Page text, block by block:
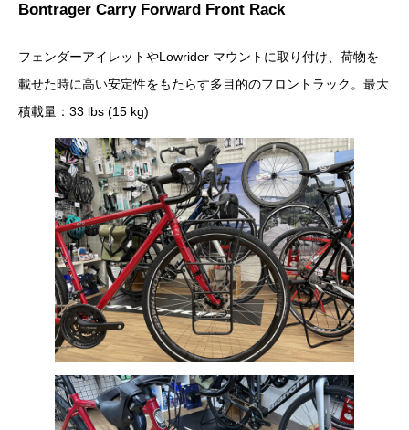
Bontrager Carry Forward Front Rack
フェンダーアイレットやLowrider マウントに取り付け、荷物を
載せた時に高い安定性をもたらす多目的のフロントラック。最大
積載量：33 lbs (15 kg)